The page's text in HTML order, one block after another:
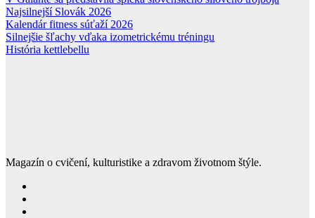
Najsilnejší Slovák 2026
Kalendár fitness súťaží 2026
Silnejšie šľachy vďaka izometrickému tréningu
História kettlebellu
Magazín o cvičení, kulturistike a zdravom životnom štýle.